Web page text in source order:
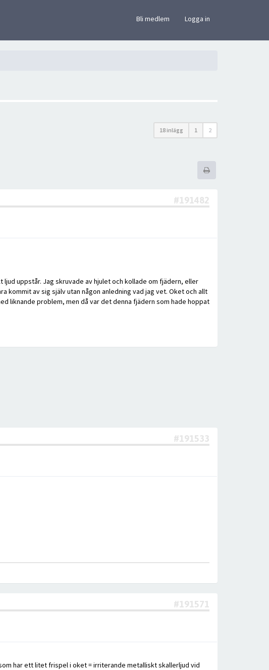
Bli medlem Logga in
18 inlägg 1 2
#191482
uppstår. Jag skruvade av hjulet och kollade om fjädern, eller
kommit av sig själv utan någon anledning vad jag vet. Oket och allt
liknande problem, men då var det denna fjädern som hade hoppat
#191533
#191571
har ett litet frispel i oket = irriterande metalliskt skallerljud vid